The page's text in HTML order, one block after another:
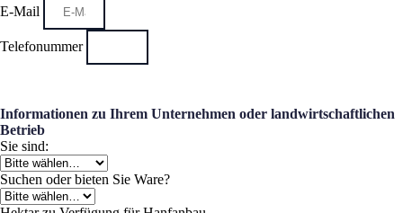
E-Mail
Telefonummer
Informationen zu Ihrem Unternehmen oder landwirtschaftlichen
Betrieb
Sie sind:
Suchen oder bieten Sie Ware?